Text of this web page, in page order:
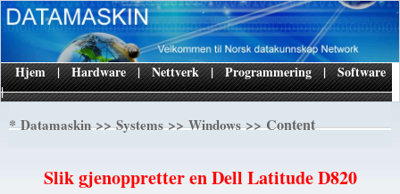
|
Hjem | Hardware | Nettverk | Programmering | Software
*Datamaskin>>Systems>>Windows>> Content
Slik gjenoppretter en Dell Latitude D820